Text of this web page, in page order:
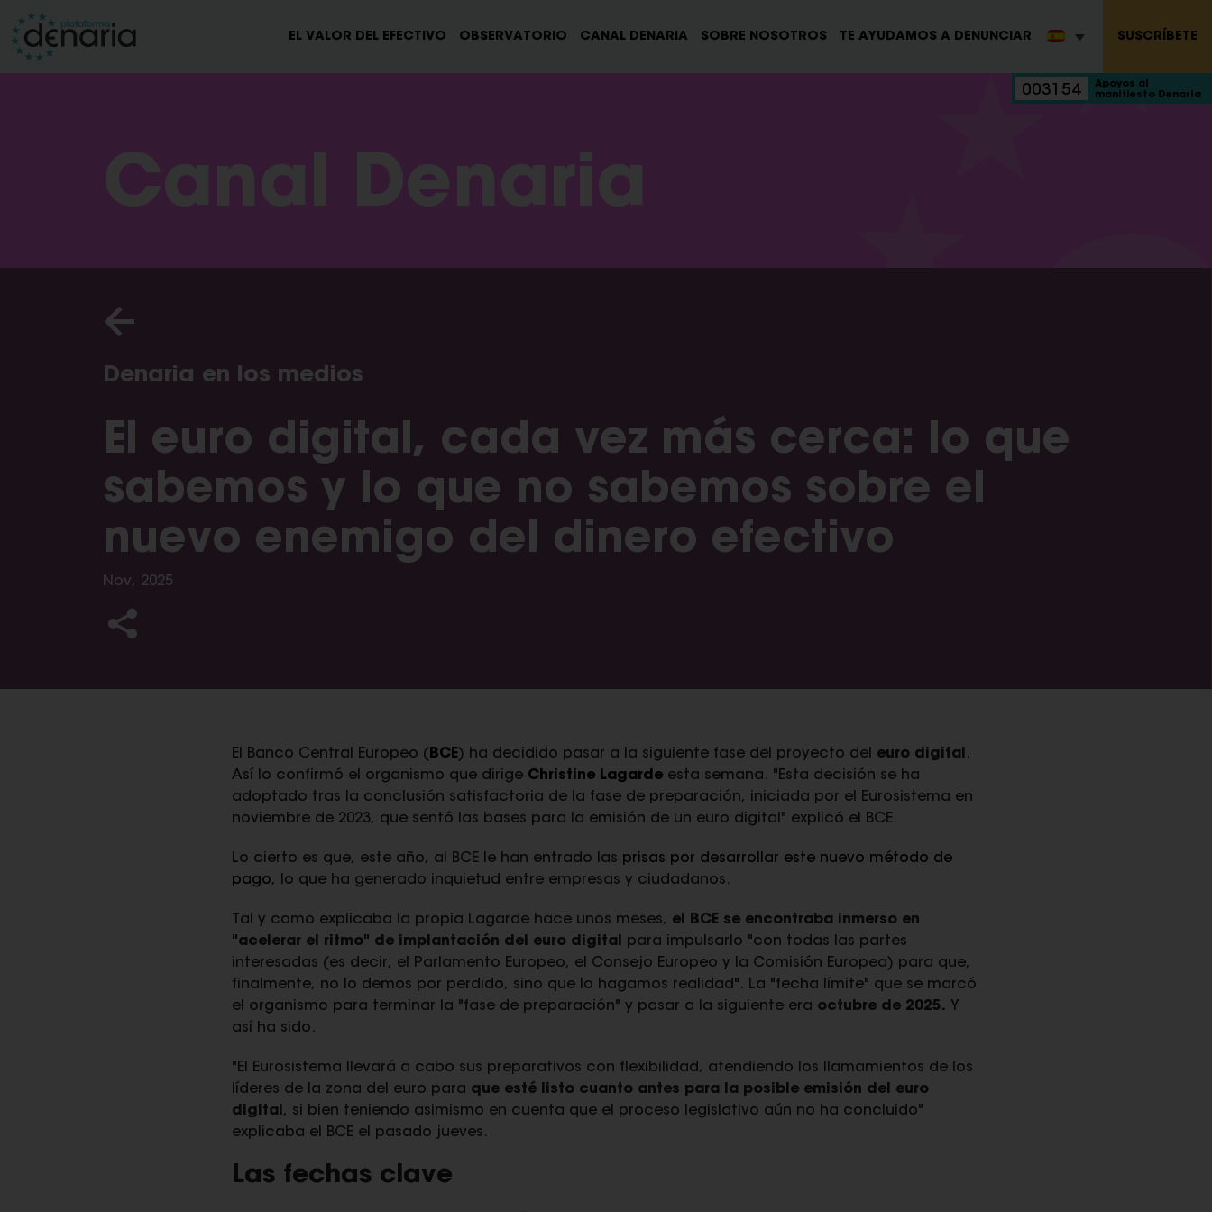
EL VALOR DEL EFECTIVO OBSERVATORIO CANAL DENARIA SOBRE NOSOTROS TE AYUDAMOS A DENUNCIAR SUSCRÍBETE
003154
Apoyos al
manifiesto Denaria
Canal Denaria
Denaria en los medios
El euro digital, cada vez más cerca: lo que
sabemos y lo que no sabemos sobre el
nuevo enemigo del dinero efectivo
Nov, 2025
El Banco Central Europeo ( BCE) ha decidido pasar a la siguiente fase del proyecto del euro digital .
Así lo confirmó el organismo que dirige Christine Lagardeesta semana. "Esta decisión se ha
adoptado tras la conclusión satisfactoria de la fase de preparación, iniciada por el Eurosistema en
noviembre de 2023, que sentó las bases para la emisión de un euro digital" explicó el BCE.
Lo cierto es que, este año, al BCE le han entrado las prisas por desarrollar este nuevo método de
pago, lo que ha generado inquietud entre empresas y ciudadanos.
Tal y como explicaba la propia Lagarde hace unos meses, el BCE se encontraba inmerso en
"acelerar el ritmo" de implantación del euro digital
para impulsarlo "con todas las partes
interesadas (es decir, el Parlamento Europeo, el Consejo Europeo y la Comisión Europea) para que,
finalmente, no lo demos por perdido, sino que lo hagamos realidad". La "fecha límite" que se marcó
el organismo para terminar la "fase de preparación" y pasar a la siguiente era octubre de 2025. Y
así ha sido.
"El Eurosistema llevará a cabo sus preparativos con flexibilidad, atendiendo los llamamientos de los
líderes de la zona del euro para que esté listo cuanto antes para la posible emisión del euro
digital , si bien teniendo asimismo en cuenta que el proceso legislativo aún no ha concluido"
explicaba el BCE el pasado jueves.
Las fechas clave